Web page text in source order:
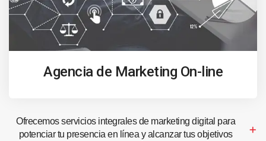
Agencia de Marketing On-line
Ofrecemos servicios integrales de marketing digital para
potenciar tu presencia en línea y alcanzar tus objetivos